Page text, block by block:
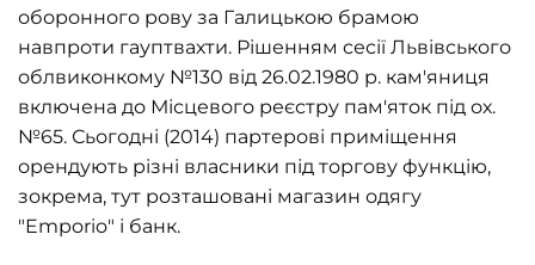
оборонного рову за Галицькою брамою
навпроти гауптвахти. Рішенням сесії Львівського
облвиконкому №130 від 26.02.1980 р. кам'яниця
включена до Місцевого реєстру пам'яток під ох.
№65. Сьогодні (2014) партерові приміщення
орендують різні власники під торгову функцію,
зокрема, тут розташовані магазин одягу
"Emporio" і банк.